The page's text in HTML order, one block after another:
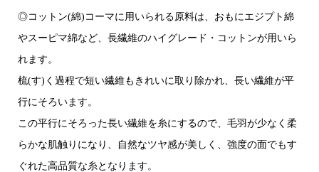
◎コットン(綿)コーマに用いられる原料は、おもにエジプト綿
やスーピマ綿など、長繊維のハイグレード・コットンが用いら
れます。
梳(す)く過程で短い繊維もきれいに取り除かれ、長い繊維が平
行にそろいます。
この平行にそろった長い繊維を糸にするので、毛羽が少なく柔
らかな肌触りになり、自然なツヤ感が美しく、強度の面でもす
ぐれた高品質な糸となります。